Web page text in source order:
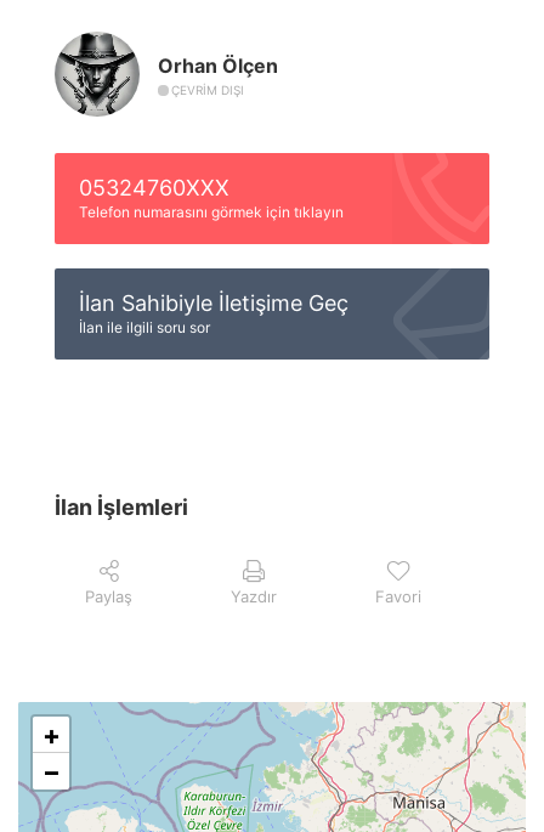
Orhan Ölçen
ÇEVRIM DIŞI
05324760XXX
Telefon numarasını görmek için tıklayın
İlan Sahibiyle İletişime Geç
İlan ile ilgili soru sor
İlan İşlemleri
Paylaş Yazdır Favori
+
−